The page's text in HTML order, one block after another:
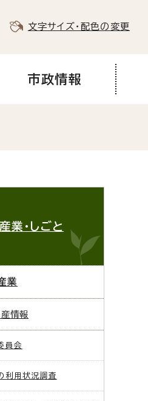
文字サイズ・配色の変更
市政情報
産業・しごと
業
情報
員会
利用状況調査